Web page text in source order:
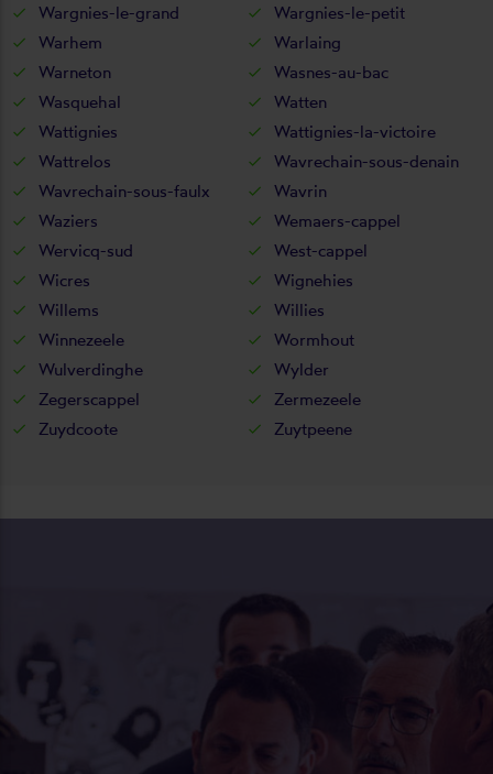
Wargnies-le-grand
Wargnies-le-petit
Warhem
Warlaing
Warneton
Wasnes-au-bac
Wasquehal
Watten
Wattignies
Wattignies-la-victoire
Wattrelos
Wavrechain-sous-denain
Wavrechain-sous-faulx
Wavrin
Waziers
Wemaers-cappel
Wervicq-sud
West-cappel
Wicres
Wignehies
Willems
Willies
Winnezeele
Wormhout
Wulverdinghe
Wylder
Zegerscappel
Zermezeele
Zuydcoote
Zuytpeene